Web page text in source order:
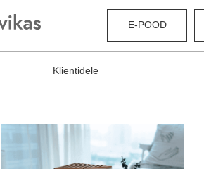
E-POOD
Klientidele